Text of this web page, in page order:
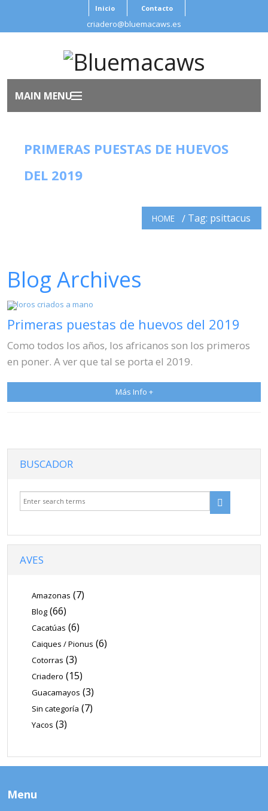
Inicio Contacto
criadero@bluemacaws.es
MAIN MENU
Venta
Contacto
Blog
PRIMERAS PUESTAS DE HUEVOS
DEL 2019
HOME Tag: psittacus
Blog Archives
Primeras puestas de huevos del 2019
Como todos los años, los africanos son los primeros
en poner. A ver que tal se porta el 2019.
Más Info +
BUSCADOR
AVES
Amazonas (7)
Blog (66)
Cacatúas (6)
Caiques / Pionus (6)
Cotorras (3)
Criadero (15)
Guacamayos (3)
Sin categoría (7)
Yacos (3)
Menu